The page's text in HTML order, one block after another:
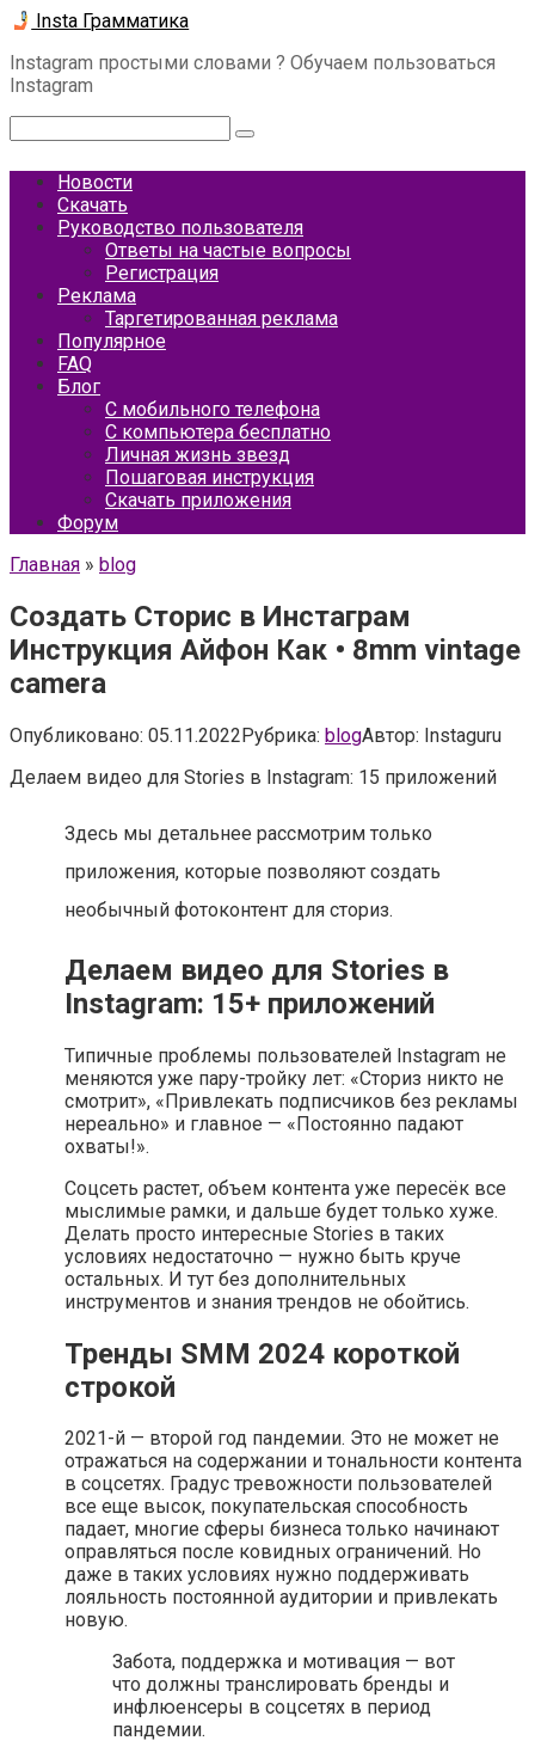
Перейти
контенту
Insta Грамматика
Instagram простыми словами ? Обучаем пользоваться
Instagram
Новости
Скачать
Руководство пользователя
Ответы на частые вопросы
Регистрация
Реклама
Таргетированная реклама
Популярное
FAQ
Блог
С мобильного телефона
С компьютера бесплатно
Личная жизнь звезд
Пошаговая инструкция
Скачать приложения
Форум
Главная » blog
Создать Сторис в Инстаграм
Инструкция Айфон Как • 8mm vintage
camera
Опубликовано: 05.11.2022Рубрика: blogАвтор: Instaguru
Делаем видео для Stories в Instagram: 15 приложений
Здесь мы детальнее рассмотрим только
приложения, которые позволяют создать
необычный фотоконтент для сториз.
Делаем видео для Stories в
Instagram: 15+ приложений
Типичные проблемы пользователей Instagram не
меняются уже пару-тройку лет: «Сториз никто не
смотрит», «Привлекать подписчиков без рекламы
нереально» и главное — «Постоянно падают
охваты!».
Соцсеть растет, объем контента уже пересёк все
мыслимые рамки, и дальше будет только хуже.
Делать просто интересные Stories в таких
условиях недостаточно — нужно быть круче
остальных. И тут без дополнительных
инструментов и знания трендов не обойтись.
Тренды SMM 2024 короткой
строкой
2021-й — второй год пандемии. Это не может не
отражаться на содержании и тональности контента
в соцсетях. Градус тревожности пользователей
все еще высок, покупательская способность
падает, многие сферы бизнеса только начинают
оправляться после ковидных ограничений. Но
даже в таких условиях нужно поддерживать
лояльность постоянной аудитории и привлекать
новую.
Забота, поддержка и мотивация — вот
что должны транслировать бренды и
инфлюенсеры в соцсетях в период
пандемии.